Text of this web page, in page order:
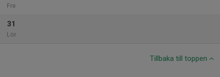
Fre
31
Lör
Tillbaka till toppen